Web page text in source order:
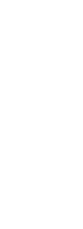
oraciones
rescate
divina de
el pasado
el centro
de
desastre,
la